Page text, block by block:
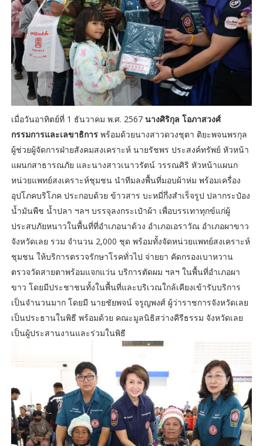
เมื่อวันอาทิตย์ที่ 1 ธันวาคม พ.ศ. 2567 นางศิริกุล โอภาสวงศ์
กรรมการและเลขาธิการพร้อมด้วยนางสาวดวงชุตา ติยะพจนพรกุล
ผู้ช่วยผู้จัดการฝ่ายสังคมสงเคราะห์ นายรัชพร ประสงค์ทรัพย์ หัวหน้า
แผนกสาธารณภัย และนางสาวเนาวรัตน์ วรรณศิริ หัวหน้าแผนก
หน่วยแพทย์สงเคราะห์ชุมชน นำทีมลงพื้นที่มอบผ้าห่ม พร้อมเครื่อง
อุปโภคบริโภค ประกอบด้วย ข้าวสาร บะหมี่กึ่งสำเร็จรูป ปลากระป๋อง
น้ำมันพืช น้ำปลา ฯลฯ บรรจุลงกระเป๋าผ้า เพื่อบรรเทาทุกข์แก่ผู้
ประสบภัยหนาวในพื้นที่ที่อำเภอนาด้วง อำเภอเอราวัณ อำเภอผาขาว
จังหวัดเลย รวม จำนวน 2,000 ชุด พร้อมทั้งจัดหน่วยแพทย์สงเคราะห์
ชุมชน ให้บริการตรวจรักษาโรคทั่วไป จ่ายยา คัดกรองเบาหวาน
ตรวจวัดสายตาพร้อมแจกแว่น บริการตัดผม ฯลฯ ในพื้นที่อำเภอผา
ขาว โดยมีประชาชนทั้งในพื้นที่และบริเวณใกล้เคียงเข้ารับบริการ
เป็นจำนวนมาก โดยมี นายชัยพจน์ จรูญพงศ์ ผู้ว่าราชการจังหวัดเลย
เป็นประธานในพิธี พร้อมด้วย คณะมูลนิธิสว่างคีรีธรรม จังหวัดเลย
เป็นผู้ประสานงานและร่วมในพิธี